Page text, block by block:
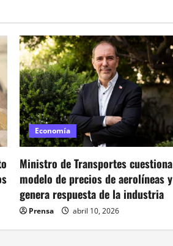
Economía
Ministro de Transportes cuestiona
modelo de precios de aerolíneas y
genera respuesta de la industria
Prensa abril 10, 2026